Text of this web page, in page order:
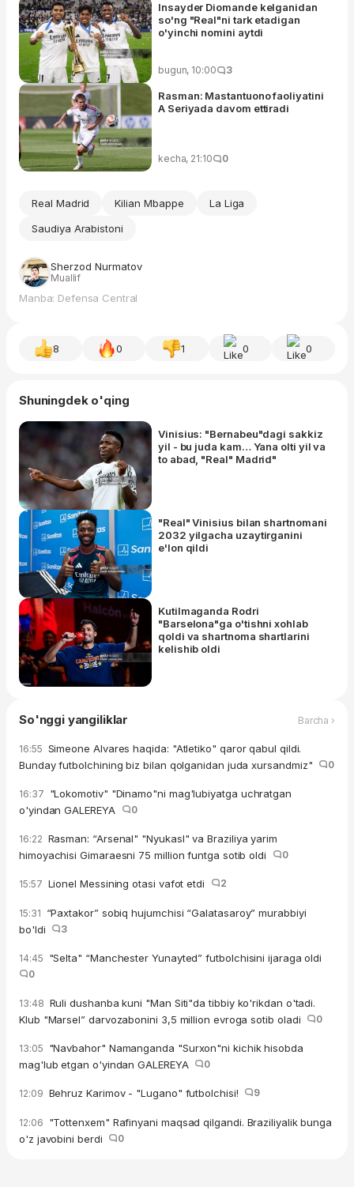
Insayder Diomande kelganidan
so'ng "Real"ni tark etadigan
o'yinchi nomini aytdi
bugun, 10:00 3
Rasman: Mastantuono faoliyatini
A Seriyada davom ettiradi
kecha, 21:10 0
Real Madrid Kilian Mbappe
La Liga
Saudiya Arabistoni
Sherzod Nurmatov
Muallif
Manba: Defensa Central
8 0 1 0 0
Shuningdek o'qing
Vinisius: "Bernabeu"dagi sakkiz
yil - bu juda kam… Yana olti yil va
to abad, "Real" Madrid"
"Real" Vinisius bilan shartnomani
2032 yilgacha uzaytirganini
e'lon qildi
Kutilmaganda Rodri
"Barselona"ga o'tishni xohlab
qoldi va shartnoma shartlarini
kelishib oldi
So'nggi yangiliklar Barcha ›
16:55 Simeone Alvares haqida: "Atletiko" qaror qabul qildi.
Bunday futbolchining biz bilan qolganidan juda xursandmiz"
0
16:37 "Lokomotiv" "Dinamo"ni mag'lubiyatga uchratgan
o'yindan GALEREYA
0
16:22 Rasman: “Arsenal" "Nyukasl" va Braziliya yarim
himoyachisi Gimaraesni 75 million funtga sotib oldi
0
15:57 Lionel Messining otasi vafot etdi 2
15:31 “Paxtakor” sobiq hujumchisi “Galatasaroy” murabbiyi
bo'ldi
3
14:45 "Selta" “Manchester Yunayted” futbolchisini ijaraga oldi
0
13:48 Ruli dushanba kuni "Man Siti"da tibbiy ko'rikdan o'tadi.
Klub "Marsel” darvozabonini 3,5 million evroga sotib oladi
0
13:05 "Navbahor" Namanganda "Surxon"ni kichik hisobda
mag'lub etgan o'yindan GALEREYA
0
12:09 Behruz Karimov - "Lugano" futbolchisi! 9
12:06 "Tottenxem" Rafinyani maqsad qilgandi. Braziliyalik bunga
o'z javobini berdi
0